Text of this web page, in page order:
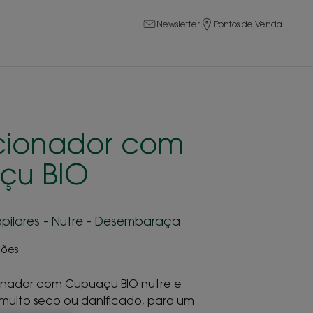
Newsletter Pontos de Venda
com
BIO
- Nutre - Desembaraça
com Cupuaçu BIO nutre e
seco ou danificado, para um